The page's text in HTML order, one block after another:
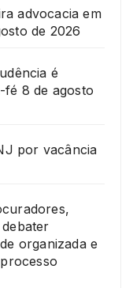
advocacia em
de 2026
é
fé 8 de agosto
por vacância
organizada e